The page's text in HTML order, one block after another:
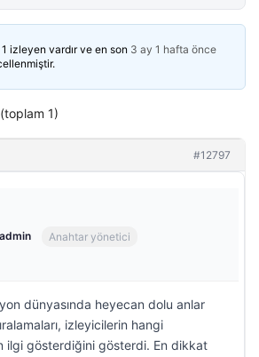
izleyen vardır ve en son 3 ay 1 hafta önce
1)
#12797
admin Anahtar yönetici
dünyasında heyecan dolu anlar
izleyicilerin hangi
ilgi gösterdiğini gösterdi. En dikkat